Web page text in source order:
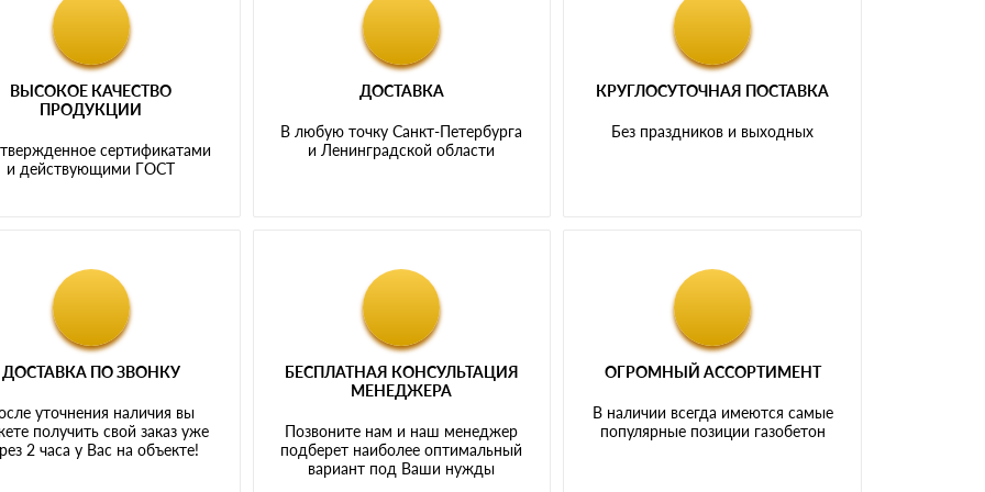
ВЫСОКОЕ КАЧЕСТВО
ПРОДУКЦИИ
сертификатами
и действующими ГОСТ
ДОСТАВКА
В любую точку Санкт-Петербурга
и Ленинградской области
КРУГЛОСУТОЧНАЯ ПОСТАВКА
Без праздников и выходных
ДОСТАВКА ПО ЗВОНКУ
уточнения наличия вы
получить свой заказ уже
2 часа у Вас на объекте!
БЕСПЛАТНАЯ КОНСУЛЬТАЦИЯ
МЕНЕДЖЕРА
Позвоните нам и наш менеджер
подберет наиболее оптимальный
вариант под Ваши нужды
ОГРОМНЫЙ АССОРТИМЕНТ
В наличии всегда имеются самые
популярные позиции газобетон